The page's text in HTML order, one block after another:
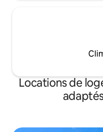
Locations de